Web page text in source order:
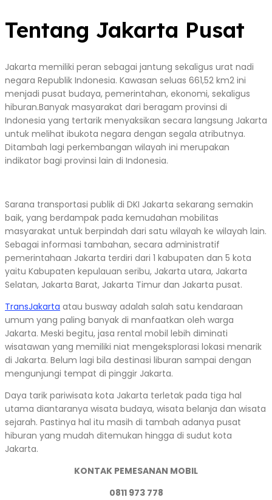
Tentang Jakarta Pusat
Jakarta memiliki peran sebagai jantung sekaligus urat nadi
negara Republik Indonesia. Kawasan seluas 661,52 km2 ini
menjadi pusat budaya, pemerintahan, ekonomi, sekaligus
hiburan.Banyak masyarakat dari beragam provinsi di
Indonesia yang tertarik menyaksikan secara langsung Jakarta
untuk melihat ibukota negara dengan segala atributnya.
Ditambah lagi perkembangan wilayah ini merupakan
indikator bagi provinsi lain di Indonesia.
Sarana transportasi publik di DKI Jakarta sekarang semakin
baik, yang berdampak pada kemudahan mobilitas
masyarakat untuk berpindah dari satu wilayah ke wilayah lain.
Sebagai informasi tambahan, secara administratif
pemerintahaan Jakarta terdiri dari 1 kabupaten dan 5 kota
yaitu Kabupaten kepulauan seribu, Jakarta utara, Jakarta
Selatan, Jakarta Barat, Jakarta Timur dan Jakarta pusat.
TransJakarta atau busway adalah salah satu kendaraan
umum yang paling banyak di manfaatkan oleh warga
Jakarta. Meski begitu, jasa rental mobil lebih diminati
wisatawan yang memiliki niat mengeksplorasi lokasi menarik
di Jakarta. Belum lagi bila destinasi liburan sampai dengan
mengunjungi tempat di pinggir Jakarta.
Daya tarik pariwisata kota Jakarta terletak pada tiga hal
utama diantaranya wisata budaya, wisata belanja dan wisata
sejarah. Pastinya hal itu masih di tambah adanya pusat
hiburan yang mudah ditemukan hingga di sudut kota
Jakarta.
KONTAK PEMESANAN MOBIL
0811 973 778